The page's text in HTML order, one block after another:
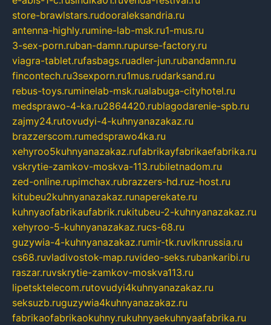
store-brawlstars.rudooraleksandria.ru
antenna-highly.rumine-lab-msk.ru1-mus.ru
3-sex-porn.ruban-damn.rupurse-factory.ru
viagra-tablet.rufasbags.ruadler-jun.rubandamn.ru
fincontech.ru3sexporn.ru1mus.rudarksand.ru
rebus-toys.ruminelab-msk.rualabuga-cityhotel.ru
medsprawo-4-ka.ru2864420.rublagodarenie-spb.ru
zajmy24.rutovudyi-4-kuhnyanazakaz.ru
brazzerscom.rumedsprawo4ka.ru
xehyroo5kuhnyanazakaz.rufabrikayfabrikaefabrika.ru
vskrytie-zamkov-moskva-113.rubiletnadom.ru
zed-online.rupimchax.rubrazzers-hd.ruz-host.ru
kitubeu2kuhnyanazakaz.runaperekate.ru
kuhnyaofabrikaufabrik.rukitubeu-2-kuhnyanazakaz.ru
xehyroo-5-kuhnyanazakaz.rucs-68.ru
guzywia-4-kuhnyanazakaz.rumir-tk.ruvlknrussia.ru
cs68.ruvladivostok-map.ruvideo-seks.rubankaribi.ru
raszar.ruvskrytie-zamkov-moskva113.ru
lipetsktelecom.rutovudyi4kuhnyanazakaz.ru
seksuzb.ruguzywia4kuhnyanazakaz.ru
fabrikaofabrikaokuhny.rukuhnyaekuhnyaafabrika.ru